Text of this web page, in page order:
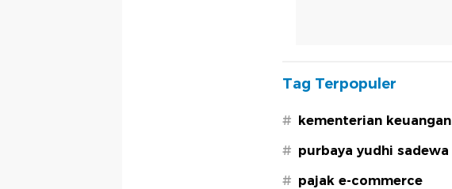
Tag Terpopuler
# kementerian keuangan
# purbaya yudhi sadewa
# pajak e-commerce